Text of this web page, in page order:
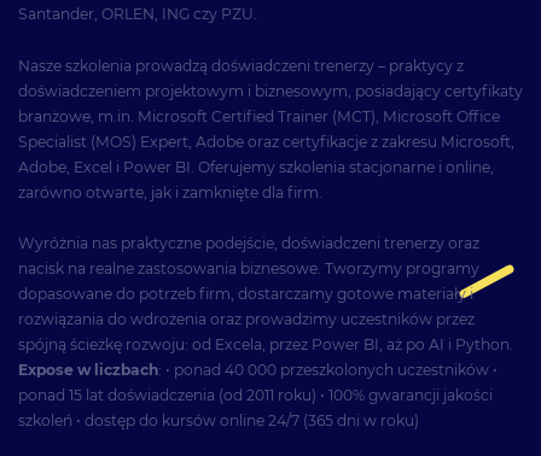
Santander, ORLEN, ING czy PZU.
Nasze szkolenia prowadzą doświadczeni trenerzy – praktycy z
doświadczeniem projektowym i biznesowym, posiadający certyfikaty
branżowe, m.in. Microsoft Certified Trainer (MCT), Microsoft Office
Specialist (MOS) Expert, Adobe oraz certyfikacje z zakresu Microsoft,
Adobe, Excel i Power BI. Oferujemy szkolenia stacjonarne i online,
zarówno otwarte, jak i zamknięte dla firm.
Wyróżnia nas praktyczne podejście, doświadczeni trenerzy oraz
nacisk na realne zastosowania biznesowe. Tworzymy programy
dopasowane do potrzeb firm, dostarczamy gotowe materiały i
rozwiązania do wdrożenia oraz prowadzimy uczestników przez
spójną ścieżkę rozwoju: od Excela, przez Power BI, aż po AI i Python.
Expose w liczbach: • ponad 40 000 przeszkolonych uczestników •
ponad 15 lat doświadczenia (od 2011 roku) • 100% gwarancji jakości
szkoleń • dostęp do kursów online 24/7 (365 dni w roku)